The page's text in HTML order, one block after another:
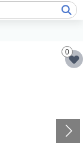
0